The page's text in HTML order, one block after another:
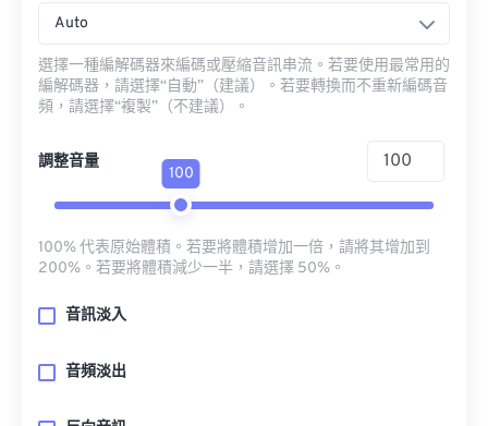
Auto
選擇一種編解碼器來編碼或壓縮音訊串流。若要使用最常用的
編解碼器，請選擇“自動”（建議）。若要轉換而不重新編碼音
頻，請選擇“複製”（不建議）。
調整音量
100
100% 代表原始體積。若要將體積增加一倍，請將其增加到
200%。若要將體積減少一半，請選擇 50%。
音訊淡入
音頻淡出